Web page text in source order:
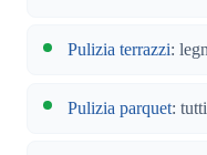
Pulizia terrazzi:
Pulizia parquet: